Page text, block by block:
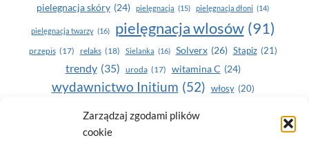
Zarządzaj zgodami plików
cookie
pielegnacja skóry (24) pielęgnacja (15) pielęgnacja dłoni (14)
pielęgnacja twarzy (16) pielęgnacja wlosów (91)
przepis (17) relaks (18) Sielanka (16) Solverx (26) Stapiz (21)
trendy (35) uroda (17) witamina C (24)
wydawnictwo Initium (52) włosy (20)
Yasumi(164) zdrowe zęby
zdrowie